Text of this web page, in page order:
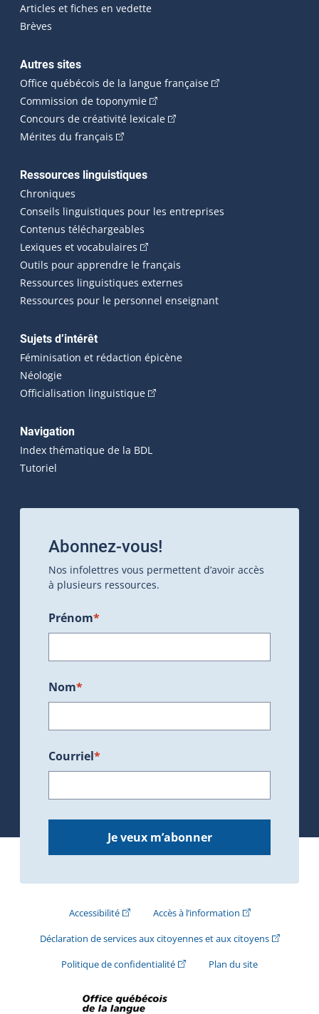
Articles et fiches en vedette
Brèves
Autres sites
Office québécois de la langue française(Cet hyperlien
Commission de toponymie(Cet hyperlien externe s'ouvrira
Concours de créativité lexicale(Cet hyperlien externe
Mérites du français (Cet hyperlien externe s'ouvrira dans une
Ressources linguistiques
Chroniques
Conseils linguistiques pour les entreprises
Contenus téléchargeables
Lexiques et vocabulaires (Cet hyperlien externe s'ouvrira
Outils pour apprendre le français
Ressources linguistiques externes
Ressources pour le personnel enseignant
Sujets d’intérêt
Féminisation et rédaction épicène
Néologie
Officialisation linguistique(Cet hyperlien externe s'ouvrira
Navigation
Index thématique de la BDL
Tutoriel
Abonnez-vous!
Nos infolettres vous permettent d’avoir accès
à plusieurs ressources.
Prénom*
Nom*
Courriel*
Je veux m’abonner
Accessibilité(Cet hyperlien externe s'ouvrira dans une
Accès à l’information(Cet hyperlien
Déclaration de services aux citoyennes et aux citoyens(Cet
Politique de confidentialité(Cet hyperlien externe s'ouvrira
Plan du site